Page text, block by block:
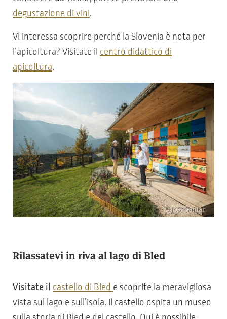
degustazione di vini.
Vi interessa scoprire perché la Slovenia è nota per
l’apicoltura? Visitate il centro didattico di
apicoltura.
© Jošt Gantar
Rilassatevi in riva al lago di Bled
Visitate il castello di Bled e scoprite la meravigliosa
vista sul lago e sull’isola. Il castello ospita un museo